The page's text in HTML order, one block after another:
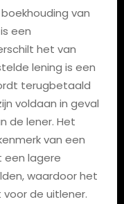
van
een
het van
lening is een
terugbetaald
voldaan in geval
de lener. Het
van een
een lagere
waardoor het
de uitlener.